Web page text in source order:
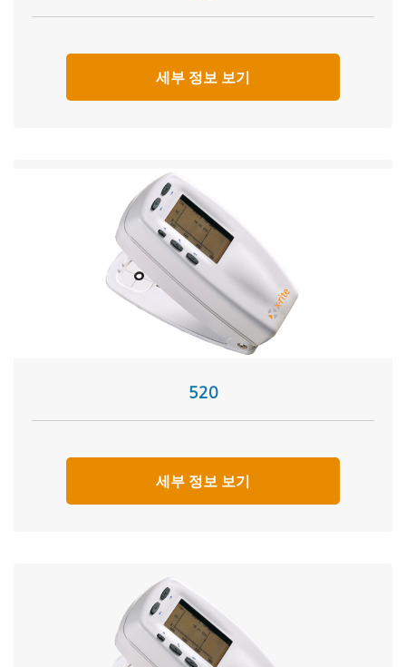
세부 정보 보기
520
세부 정보 보기